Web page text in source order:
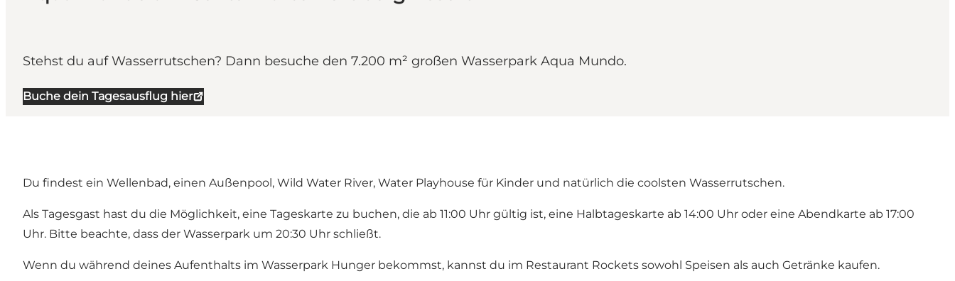
Stehst du auf Wasserrutschen? Dann besuche den 7.200 m² großen Wasserpark Aqua Mundo.
Buche dein Tagesausflug hier
Du findest ein Wellenbad, einen Außenpool, Wild Water River, Water Playhouse für Kinder und natürlich die coolsten Wasserrutschen.
Als Tagesgast hast du die Möglichkeit, eine Tageskarte zu buchen, die ab 11:00 Uhr gültig ist, eine Halbtageskarte ab 14:00 Uhr oder eine Abendkarte ab 17:00
Uhr. Bitte beachte, dass der Wasserpark um 20:30 Uhr schließt.
Wenn du während deines Aufenthalts im Wasserpark Hunger bekommst, kannst du im Restaurant Rockets sowohl Speisen als auch Getränke kaufen.